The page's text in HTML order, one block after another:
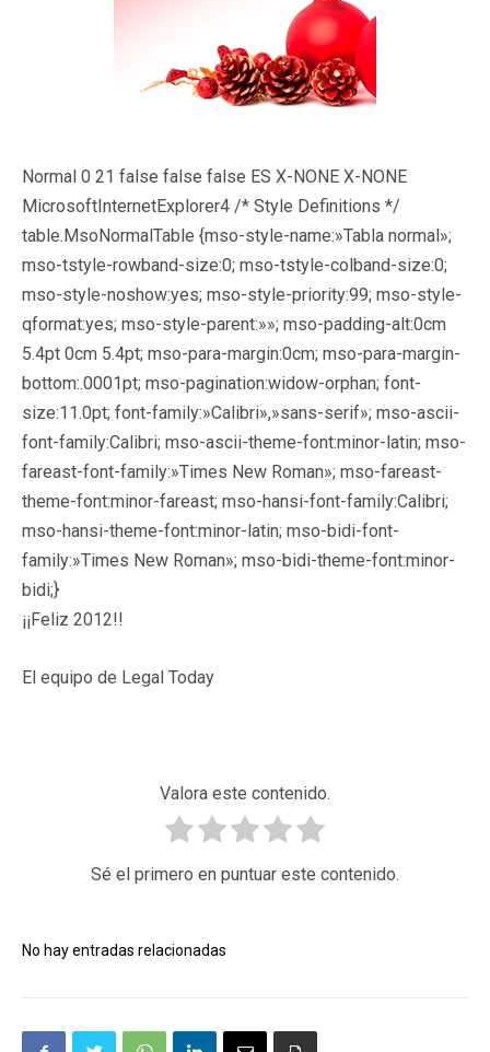
Normal 0 21 false false false ES X-NONE X-NONE
MicrosoftInternetExplorer4 /* Style Definitions */
table.MsoNormalTable {mso-style-name:»Tabla normal»;
mso-tstyle-rowband-size:0; mso-tstyle-colband-size:0;
mso-style-noshow:yes; mso-style-priority:99; mso-style-
qformat:yes; mso-style-parent:»»; mso-padding-alt:0cm
5.4pt 0cm 5.4pt; mso-para-margin:0cm; mso-para-margin-
bottom:.0001pt; mso-pagination:widow-orphan; font-
size:11.0pt; font-family:»Calibri»,»sans-serif»; mso-ascii-
font-family:Calibri; mso-ascii-theme-font:minor-latin; mso-
fareast-font-family:»Times New Roman»; mso-fareast-
theme-font:minor-fareast; mso-hansi-font-family:Calibri;
mso-hansi-theme-font:minor-latin; mso-bidi-font-
family:»Times New Roman»; mso-bidi-theme-font:minor-
bidi;}
¡¡Feliz 2012!!
El equipo de Legal Today
Valora este contenido.
Sé el primero en puntuar este contenido.
No hay entradas relacionadas